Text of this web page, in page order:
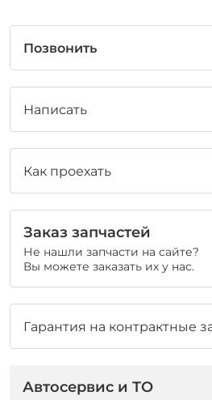
Позвонить
Написать
Как проехать
Заказ запчастей
Не нашли запчасти на сайте?
Вы можете заказать их у нас.
Гарантия на контрактные
Автосервис и ТО